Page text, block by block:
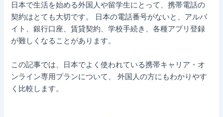
日本で生活を始める外国人や留学生にとって、携帯電話の
契約はとても大切です。 日本の電話番号がないと、アルバ
イト、銀行口座、賃貸契約、学校手続き、各種アプリ登録
が難しくなることがあります。
この記事では、日本でよく使われている携帯キャリア・オ
ンライン専用プランについて、 外国人の方にもわかりやす
く比較します。